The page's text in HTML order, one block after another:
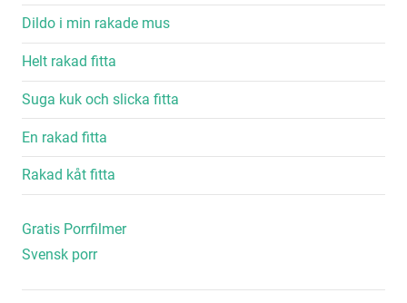
Dildo i min rakade mus
Helt rakad fitta
Suga kuk och slicka fitta
En rakad fitta
Rakad kåt fitta
Gratis Porrfilmer
Svensk porr